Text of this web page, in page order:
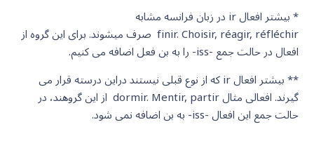
* بیشتر افعال ir در زبان فرانسه مشابه
finir. Choisir, réagir, réfléchir صرف میشوند. برای این گروه از
افعال در حالت جمع -iss- را به بن فعل اضافه می کنیم.
** بیشتر افعال ir که از نوع قبلی نیستند دراین درسته قرار می
گیرند. افعالی مثال dormir. Mentir, partir از این گروهند، در
حالت جمع این افعال -iss- به بن اضافه نمی شود.